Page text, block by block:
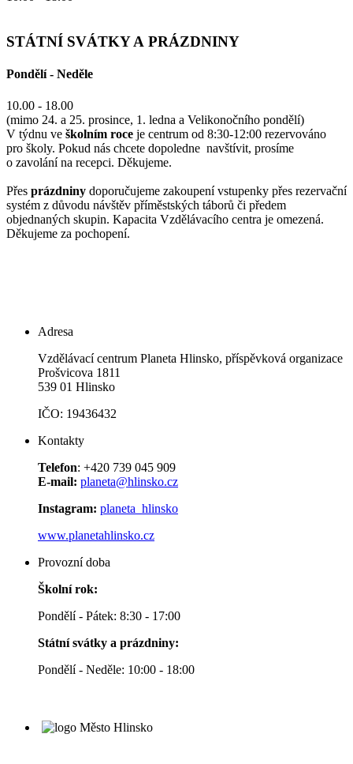
STÁTNÍ SVÁTKY A PRÁZDNINY
Pondělí - Neděle
10.00 - 18.00
(mimo 24. a 25. prosince, 1. ledna a Velikonočního pondělí)
V týdnu ve školním roce je centrum od 8:30-12:00 rezervováno
pro školy. Pokud nás chcete dopoledne navštívit, prosíme
o zavolání na recepci. Děkujeme.
Přes prázdniny doporučujeme zakoupení vstupenky přes rezervační
systém z důvodu návštěv příměstských táborů či předem
objednaných skupin. Kapacita Vzdělávacího centra je omezená.
Děkujeme za pochopení.
Adresa
Vzdělávací centrum Planeta Hlinsko, příspěvková organizace
Prošvicova 1811
539 01 Hlinsko
IČO: 19436432
Kontakty
Telefon: +420 739 045 909
E-mail: planeta@hlinsko.cz
Instagram: planeta_hlinsko
www.planetahlinsko.cz
Provozní doba
Školní rok:
Pondělí - Pátek: 8:30 - 17:00
Státní svátky a prázdniny:
Pondělí - Neděle: 10:00 - 18:00